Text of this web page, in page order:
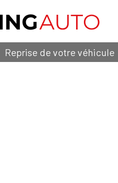
Reprise de votre véhicule